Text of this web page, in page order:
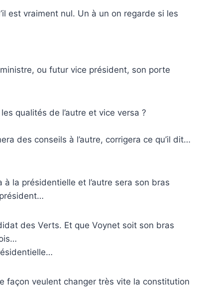
est vraiment nul. Un à un on regarde si les
ou futur vice président, son porte
qualités de l’autre et vice versa ?
des conseils à l’autre, corrigera ce qu’il dit…
la présidentielle et l’autre sera son bras
des Verts. Et que Voynet soit son bras
façon veulent changer très vite la constitution